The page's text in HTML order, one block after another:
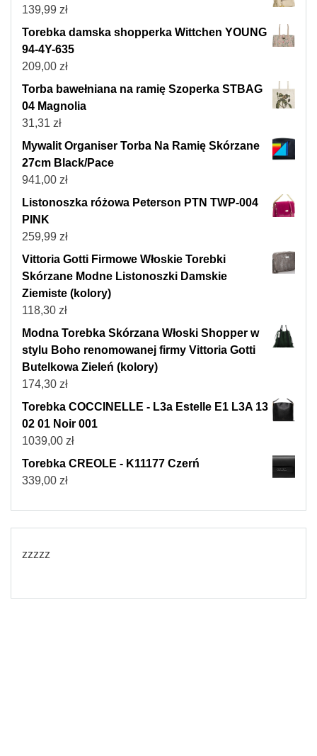
139,99 zł
Torebka damska shopperka Wittchen YOUNG
94-4Y-635
209,00 zł
Torba bawełniana na ramię Szoperka STBAG
04 Magnolia
31,31 zł
Mywalit Organiser Torba Na Ramię Skórzane
27cm Black/Pace
941,00 zł
Listonoszka różowa Peterson PTN TWP-004
PINK
259,99 zł
Vittoria Gotti Firmowe Włoskie Torebki
Skórzane Modne Listonoszki Damskie
Ziemiste (kolory)
118,30 zł
Modna Torebka Skórzana Włoski Shopper w
stylu Boho renomowanej firmy Vittoria Gotti
Butelkowa Zieleń (kolory)
174,30 zł
Torebka COCCINELLE - L3a Estelle E1 L3A 13
02 01 Noir 001
1039,00 zł
Torebka CREOLE - K11177 Czerń
339,00 zł
zzzzz